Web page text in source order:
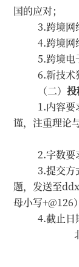
国的应对；
3.跨境网
4.跨境网
5.跨境电
6.新技术
（二）
1.内容要
谨，注重理论
2.字数要
3.提交
题，发送至
母小写+@126
4.截止日